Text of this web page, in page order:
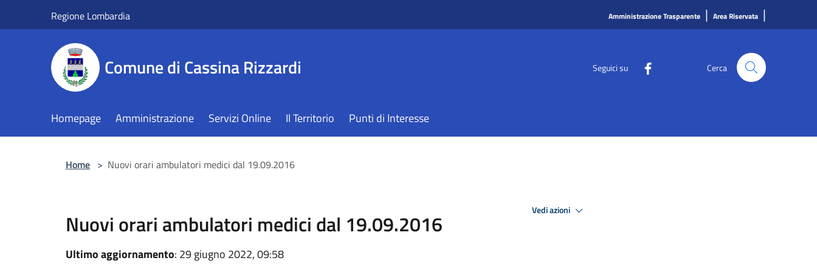
Regione Lombardia Amministrazione Trasparente | Area Riservata |
Comune di Cassina Rizzardi Seguici su Cerca
Homepage Amministrazione Servizi Online Il Territorio Punti di Interesse
Home > Nuovi orari ambulatori medici dal 19.09.2016
Nuovi orari ambulatori medici dal 19.09.2016
Ultimo aggiornamento: 29 giugno 2022, 09:58
Vedi azioni